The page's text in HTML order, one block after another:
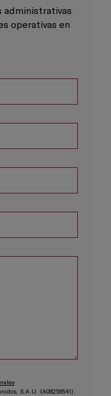
administrativas
operativas en
S.A.U. (A08259541).